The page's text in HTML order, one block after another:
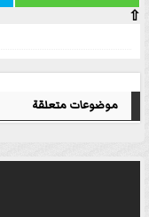
⇧
موضوعات متعلقة